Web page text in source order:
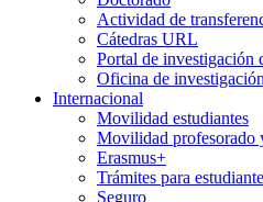
Actividad de
Cátedras URL
Portal de investigación
Oficina de
Internacional
Movilidad estudiantes
Movilidad profesorado
Erasmus+
Trámites para
Seguro